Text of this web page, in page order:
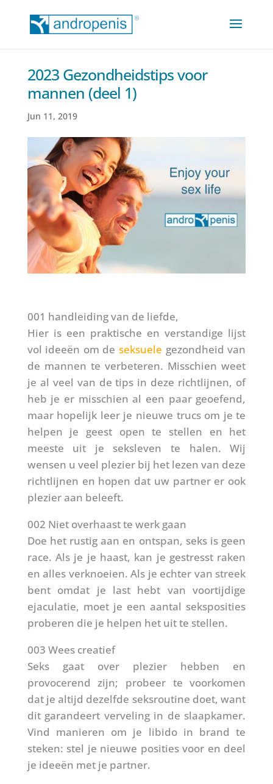
2023 Gezondheidstips voor
mannen (deel 1)
Jun 11, 2019
001 handleiding van de liefde,
Hier is een praktische en verstandige lijst
vol ideeën om deseksuele gezondheid van
de mannen te verbeteren. Misschien weet
je al veel van de tips in deze richtlijnen, of
heb je er misschien al een paar geoefend,
maar hopelijk leer je nieuwe trucs om je te
helpen je geest open te stellen en het
meeste uit je seksleven te halen. Wij
wensen u veel plezier bij het lezen van deze
richtlijnen en hopen dat uw partner er ook
plezier aan beleeft.
002 Niet overhaast te werk gaan
Doe het rustig aan en ontspan, seks is geen
race. Als je je haast, kan je gestresst raken
en alles verknoeien. Als je echter van streek
bent omdat je last hebt van voortijdige
ejaculatie, moet je een aantal seksposities
proberen die je helpen het uit te stellen.
003 Wees creatief
Seks gaat over plezier hebben en
provocerend zijn; probeer te voorkomen
dat je altijd dezelfde seksroutine doet, want
dit garandeert verveling in de slaapkamer.
Vind manieren om je libido in brand te
steken: stel je nieuwe posities voor en deel
je ideeën met je partner.